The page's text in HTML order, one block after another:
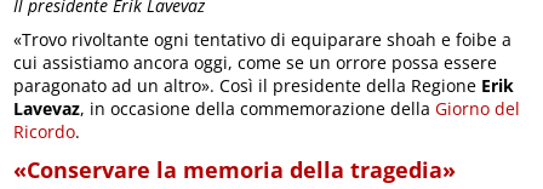
Il presidente Erik Lavevaz
«Trovo rivoltante ogni tentativo di equiparare shoah e foibe a
cui assistiamo ancora oggi, come se un orrore possa essere
paragonato ad un altro». Così il presidente della Regione Erik
Lavevaz, in occasione della commemorazione dellaGiorno del
Ricordo.
«Conservare la memoria della tragedia»